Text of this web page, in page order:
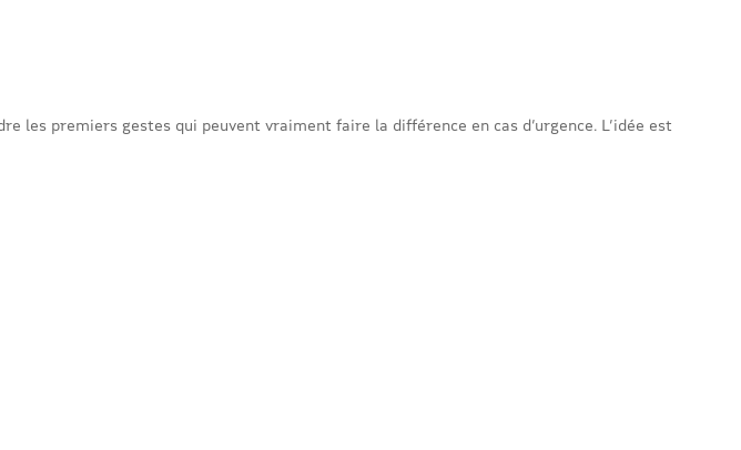
les premiers gestes qui peuvent vraiment faire la différence en cas d’urgence. L’idée est